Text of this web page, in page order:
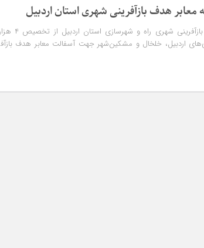
رئیس اداره برنامه‌ریزی مسکن و
اردبیل، خلخال و مشکین‌شهر جهت آسفالت معابر هدف